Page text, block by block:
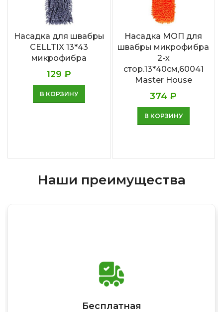
Насадка для швабры
CELLTIX 13*43
микрофибра
129₽
В КОРЗИНУ
Насадка МОП для
швабры микрофибра
2-х
стор.13*40см,60041
Master House
374₽
В КОРЗИНУ
Наши преимущества
Бесплатная